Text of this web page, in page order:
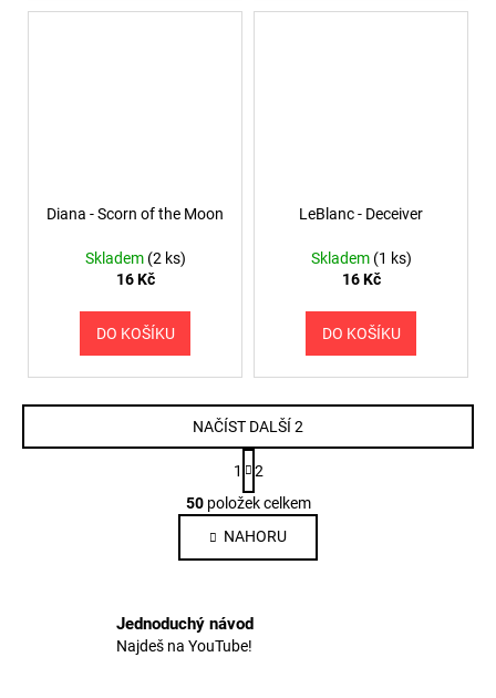
Diana - Scorn of the Moon
Skladem (2 ks)
16 Kč
DO KOŠÍKU
LeBlanc - Deceiver
Skladem (1 ks)
16 Kč
DO KOŠÍKU
O
v
l
á
a
c
NAČÍST DALŠÍ 2
S
t
r
á
n
k
á
n
1
2
50položek celkem
NAHORU
Jednoduchý návod
Najdeš na YouTube!